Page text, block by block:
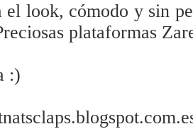
el look, cómodo y sin
plataformas
:)